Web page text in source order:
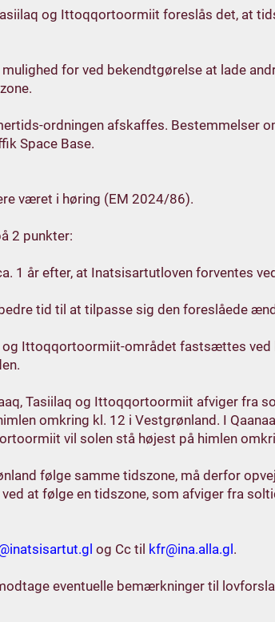
og Ittoqqortoormiit foreslås det, at
for ved bekendtgørelse at lade
ordningen afskaffes.
Space Base.
været i høring (EM 2024/86).
2 punkter:
1 år efter, at Inatsisartutloven forventes
tid til at tilpasse sig den foreslåede
og Ittoqqortoormiit-området fastsættes
Tasiilaq og Ittoqqortoormiit afviger fra
omkring kl. 12 i Vestgrønland. I
vil solen stå højest på himlen
følge samme tidszone, må derfor
at følge en tidszone, som afviger fra
og Cc til kfr@ina.alla.gl .
eventuelle bemærkninger til